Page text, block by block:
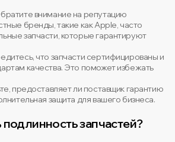
внимание на репутацию
бренды, такие как Apple, часто
запчасти, которые гарантируют
что запчасти сертифицированы и
качества. Это поможет избежать
предоставляет ли поставщик гарантию
защита для вашего бизнеса.
запчастей?